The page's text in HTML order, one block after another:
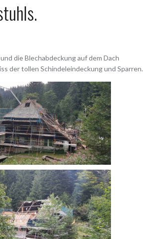
die Blechabdeckung auf dem Dach
der tollen Schindeleindeckung und Sparren.